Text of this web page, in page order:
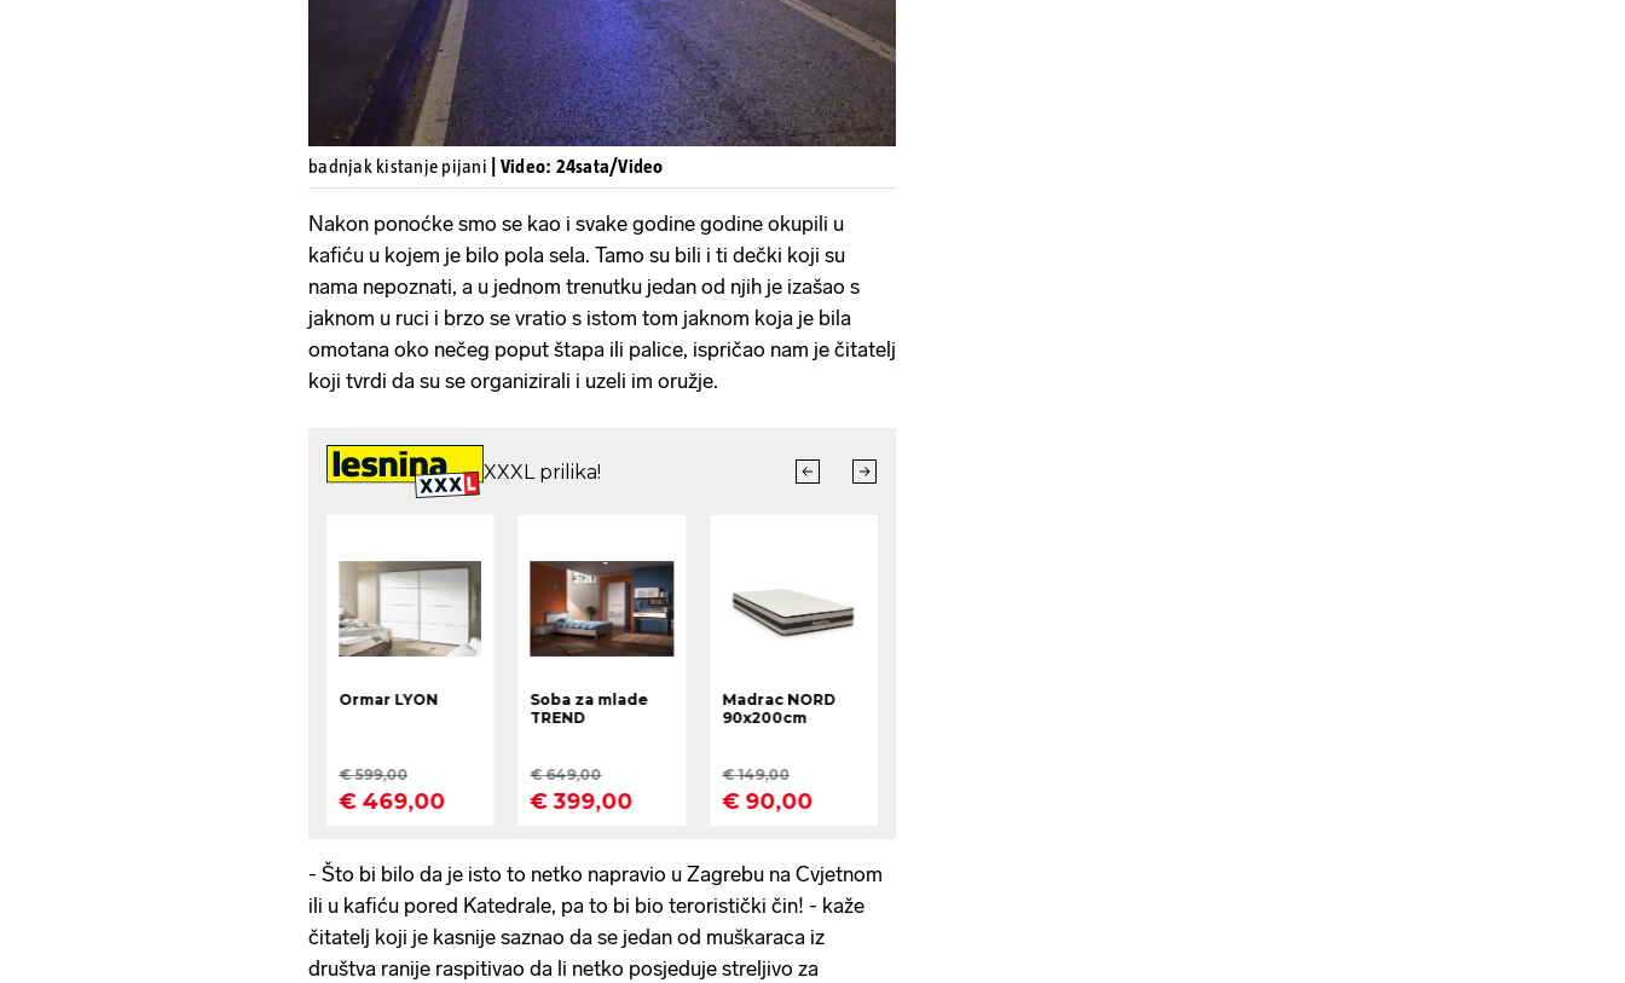
badnjak kistanje pijani | Video: 24sata/Video
Nakon ponoćke smo se kao i svake godine godine okupili u
kafiću u kojem je bilo pola sela. Tamo su bili i ti dečki koji su
nama nepoznati, a u jednom trenutku jedan od njih je izašao s
jaknom u ruci i brzo se vratio s istom tom jaknom koja je bila
omotana oko nečeg poput štapa ili palice, ispričao nam je čitatelj
koji tvrdi da su se organizirali i uzeli im oružje.
- Što bi bilo da je isto to netko napravio u Zagrebu na Cvjetnom
ili u kafiću pored Katedrale, pa to bi bio teroristički čin! - kaže
čitatelj koji je kasnije saznao da se jedan od muškaraca iz
društva ranije raspitivao da li netko posjeduje streljivo za